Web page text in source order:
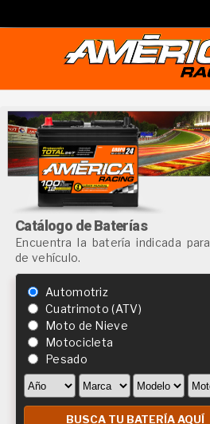
Catálogo de Baterías
Encuentra la batería indicada
de vehículo.
Automotriz
Cuatrimoto (ATV)
Moto de Nieve
Motocicleta
Pesado